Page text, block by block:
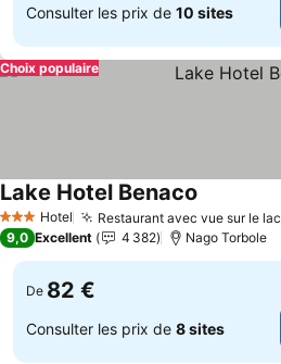
Consulter les prix de 10 sites
Choix populaire
3 ÉtoilesHotel Restaurant avec vue sur le lac
Lake Hotel Benaco
9,0 Excellent 4 382 Nago Torbole
De 82 €
Consulter les prix de 8 sites